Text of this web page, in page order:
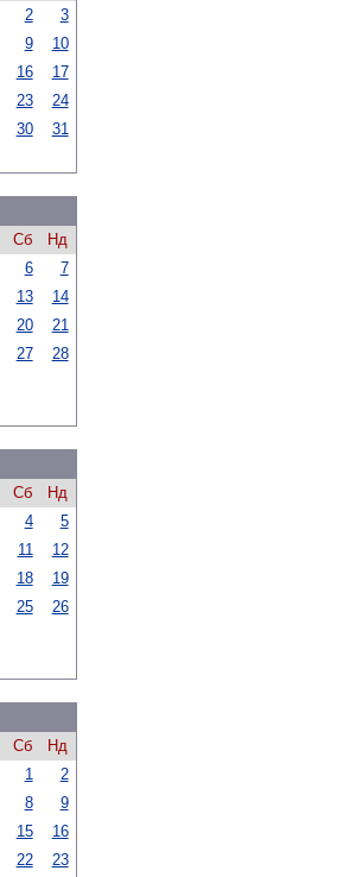
2
3
9
10
16
17
23
24
30 31
Сб
Нд
6
7
13
14
20
21
27
28
Сб
Нд
4
5
11
12
18
19
25
26
Сб
Нд
1
2
8
9
15
16
22
23